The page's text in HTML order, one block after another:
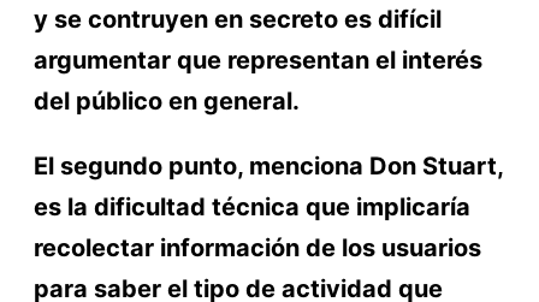
y se contruyen en secreto es difícil
argumentar que representan el interés
del público en general.
El segundo punto, menciona Don Stuart,
es la dificultad técnica que implicaría
recolectar información de los usuarios
para saber el tipo de actividad que